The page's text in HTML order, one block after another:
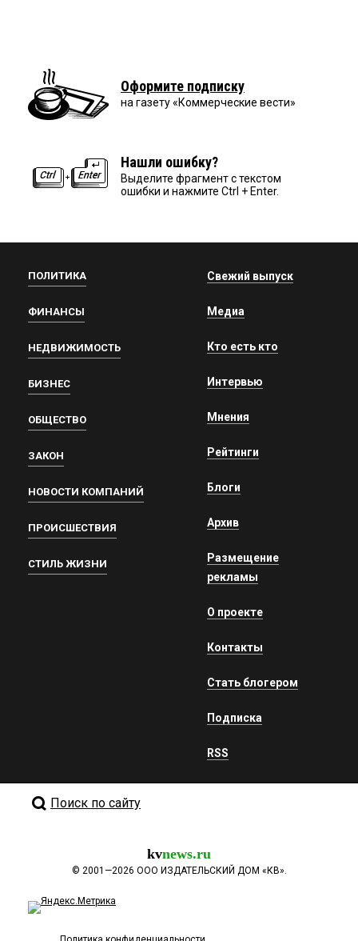
Оформите подписку
на газету «Коммерческие вести»
Нашли ошибку?
Выделите фрагмент с текстом
ошибки и нажмите Ctrl + Enter.
ПОЛИТИКА
ФИНАНСЫ
НЕДВИЖИМОСТЬ
БИЗНЕС
ОБЩЕСТВО
ЗАКОН
НОВОСТИ КОМПАНИЙ
ПРОИСШЕСТВИЯ
СТИЛЬ ЖИЗНИ
Свежий выпуск
Медиа
Кто есть кто
Интервью
Мнения
Рейтинги
Блоги
Архив
Размещение
рекламы
О проекте
Контакты
Стать блогером
Подписка
RSS
Поиск по сайту
kvnews.ru
© 2001—2026 ООО ИЗДАТЕЛЬСКИЙ ДОМ «КВ».